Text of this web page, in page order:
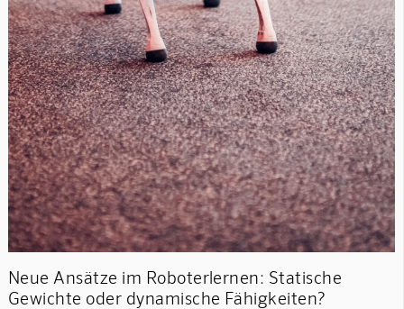
Neue Ansätze im Roboterlernen: Statische
Gewichte oder dynamische Fähigkeiten?